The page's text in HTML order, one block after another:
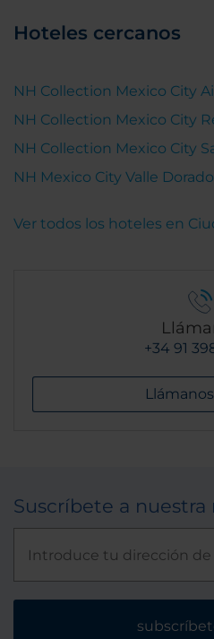
Hoteles cercanos
NH Collection Mexico City
NH Collection Mexico City
NH Collection Mexico City
NH Mexico City Valle Dorado
Ver todos los hoteles en
+34 91
Suscríbete a